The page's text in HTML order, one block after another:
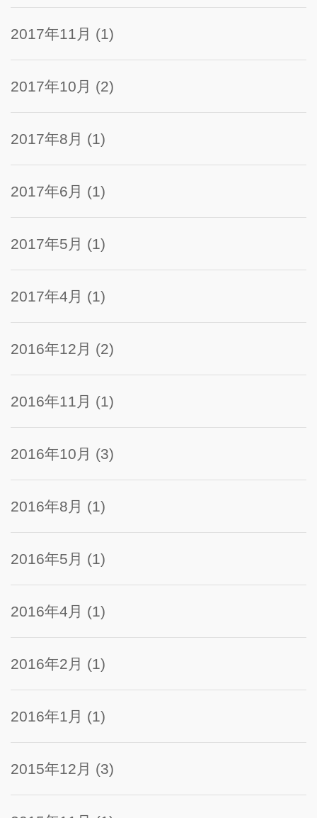
2017年11月 (1)
2017年10月 (2)
2017年8月 (1)
2017年6月 (1)
2017年5月 (1)
2017年4月 (1)
2016年12月 (2)
2016年11月 (1)
2016年10月 (3)
2016年8月 (1)
2016年5月 (1)
2016年4月 (1)
2016年2月 (1)
2016年1月 (1)
2015年12月 (3)